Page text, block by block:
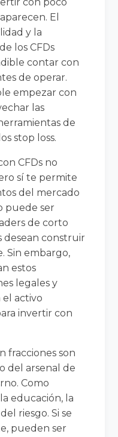
El
y la
los CFDs
contar con
de operar.
empezar con
las
de
stop loss.
CFDs no
sí te permite
del mercado
puede ser
de corto
desean construir
Sin embargo,
estos
legales y
el activo
invertir con
fracciones son
del arsenal de
Como
educación, la
riesgo. Si se
pueden ser